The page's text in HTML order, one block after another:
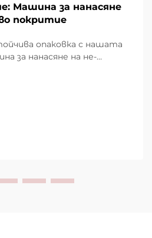
Машина за нанасяне
покритие
опаковка с нашата
за нанасяне на не-
повече сега.